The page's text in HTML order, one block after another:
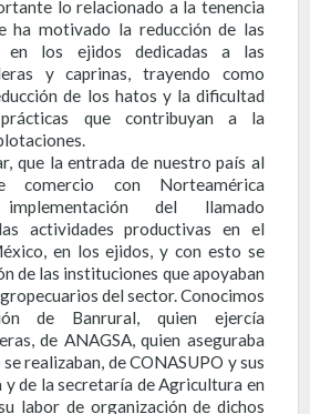
lo relacionado a la tenencia
ha motivado la reducción de las
en los ejidos dedicadas a las
y caprinas, trayendo como
de los hatos y la dificultad
que contribuyan a la
que la entrada de nuestro país al
con Norteamérica
del llamado
actividades productivas en el
en los ejidos, y con esto se
de las instituciones que apoyaban
del sector. Conocimos
de Banrural, quien ejercía
de ANAGSA, quien aseguraba
realizaban, de CONASUPO y sus
de la secretaría de Agricultura en
labor de organización de dichos